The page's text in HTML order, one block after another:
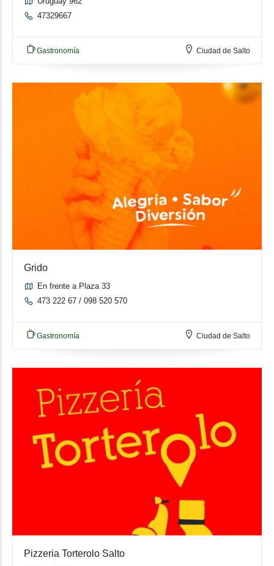
47329667
Gastronomía Ciudad de Salto
Grido
En frente a Plaza 33
473 222 67 / 098 520 570
Gastronomía Ciudad de Salto
Pizzeria Torterolo Salto